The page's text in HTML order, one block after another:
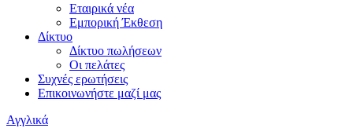
Εταιρικά νέα
Εμπορική Έκθεση
Δίκτυο
Δίκτυο πωλήσεων
Οι πελάτες
Συχνές ερωτήσεις
Επικοινωνήστε μαζί μας
Αγγλικά